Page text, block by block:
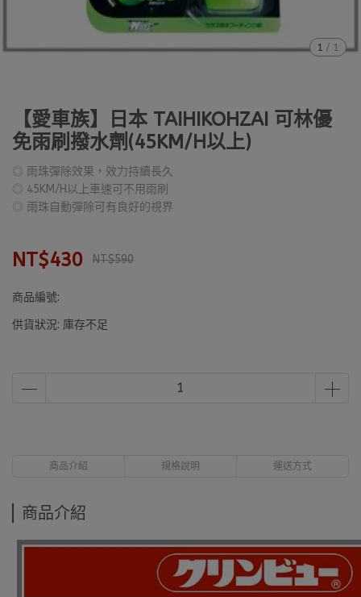
1 / 1
【愛車族】日本 TAIHIKOHZAI 可林優
免雨刷撥水劑(45KM/H以上)
◎ 雨珠彈除效果，效力持續長久
◎ 45KM/H以上車速可不用雨刷
◎ 雨珠自動彈除可有良好的視界
NT$430 NT$590
商品編號:
供貨狀況: 庫存不足
商品介紹 規格說明 運送方式
商品介紹